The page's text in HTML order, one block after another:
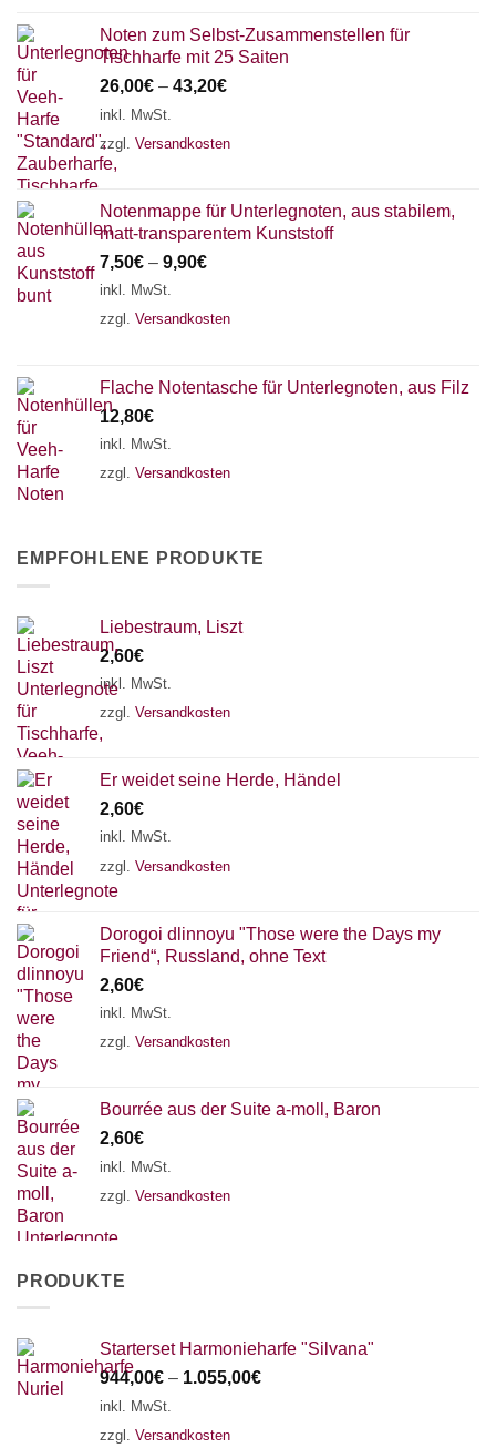
Noten zum Selbst-Zusammenstellen für
Tischharfe mit 25 Saiten
26,00€ – 43,20€
inkl. MwSt.
zzgl. Versandkosten
Notenmappe für Unterlegnoten, aus stabilem,
matt-transparentem Kunststoff
7,50€ – 9,90€
inkl. MwSt.
zzgl. Versandkosten
Flache Notentasche für Unterlegnoten, aus Filz
12,80€
inkl. MwSt.
zzgl. Versandkosten
EMPFOHLENE PRODUKTE
Liebestraum, Liszt
2,60€
inkl. MwSt.
zzgl. Versandkosten
Er weidet seine Herde, Händel
2,60€
inkl. MwSt.
zzgl. Versandkosten
Dorogoi dlinnoyu "Those were the Days my
Friend“, Russland, ohne Text
2,60€
inkl. MwSt.
zzgl. Versandkosten
Bourrée aus der Suite a-moll, Baron
2,60€
inkl. MwSt.
zzgl. Versandkosten
PRODUKTE
Starterset Harmonieharfe "Silvana"
944,00€ – 1.055,00€
inkl. MwSt.
zzgl. Versandkosten